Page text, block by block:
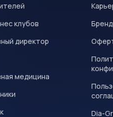
клубов
директор
медицина
Dia-